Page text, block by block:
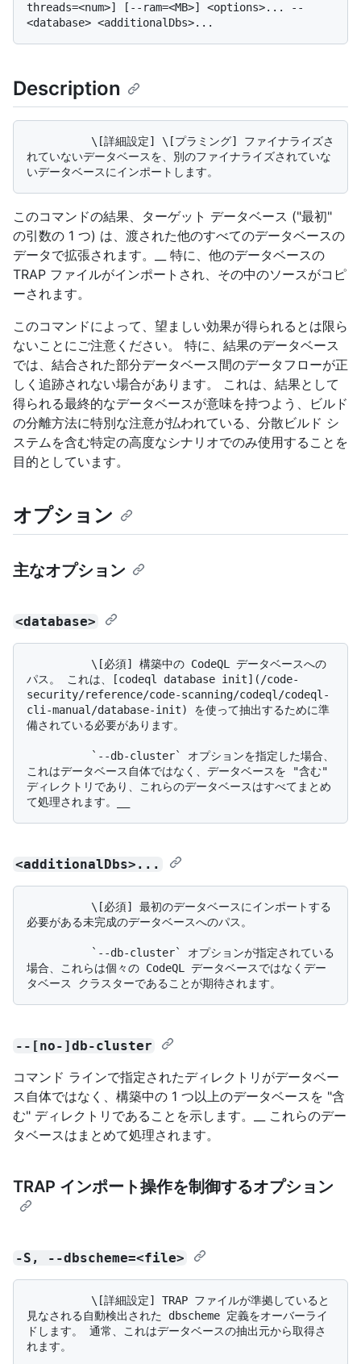
threads=<num>] [--ram=<MB>] <options>... --
Description
れていないデータベースを、別のファイナライズされていな
このコマンドの結果、ターゲット データベース ("最初"
の引数の 1 つ) は、渡された他のすべてのデータベースの
データで拡張されます。__ 特に、他のデータベースの
TRAP ファイルがインポートされ、その中のソースがコピ
ーされます。
このコマンドによって、望ましい効果が得られるとは限ら
ないことにご注意ください。 特に、結果のデータベース
では、結合された部分データベース間のデータフローが正
しく追跡されない場合があります。 これは、結果として
得られる最終的なデータベースが意味を持つよう、ビルド
の分離方法に特別な注意が払われている、分散ビルド シ
ステムを含む特定の高度なシナリオでのみ使用することを
目的としています。
オプション
主なオプション
<database>
パス。 これは、[codeql database init](/code-
security/reference/code-scanning/codeql/codeql-
cli-manual/database-init) を使って抽出するために準
備されている必要があります。
これはデータベース自体ではなく、データベースを "含む"
ディレクトリであり、これらのデータベースはすべてまとめ
<additionalDbs>...
必要がある未完成のデータベースへのパス。
場合、これらは個々の CodeQL データベースではなくデー
--[no-]db-cluster
コマンド ラインで指定されたディレクトリがデータベー
ス自体ではなく、構築中の 1 つ以上のデータベースを "含
む" ディレクトリであることを示します。__ これらのデー
タベースはまとめて処理されます。
TRAP インポート操作を制御するオプション
-S, --dbscheme=<file>
見なされる自動検出された dbscheme 定義をオーバーライ
ドします。 通常、これはデータベースの抽出元から取得さ